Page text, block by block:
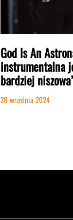
God Is An
instrumentalna
bardziej
28 września 2024